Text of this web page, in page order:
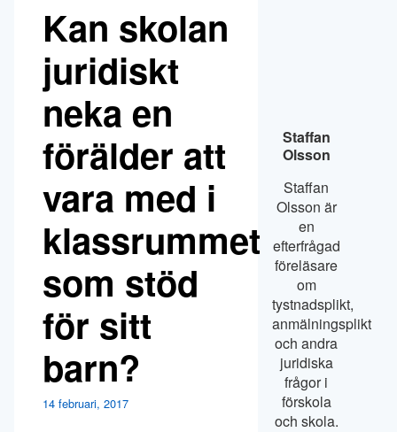
Kan skolan
juridiskt
neka en
förälder att
vara med i
klassrummet
som stöd
för sitt
barn?
14 februari, 2017
Staffan
Olsson
Staffan
Olsson är
en
efterfrågad
föreläsare
om
tystnadsplikt,
anmälningsplikt
och andra
juridiska
frågor i
förskola
och skola.